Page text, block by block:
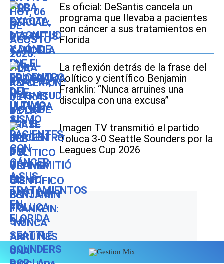
Es oficial: DeSantis cancela un
programa que llevaba a pacientes
con cáncer a sus tratamientos en
Florida
La reflexión detrás de la frase del
político y científico Benjamin
Franklin: “Nunca arruines una
disculpa con una excusa”
Imagen TV transmitió el partido
Toluca 3-0 Seattle Sounders por la
Leagues Cup 2026